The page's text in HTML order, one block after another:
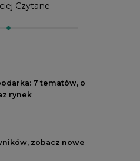
Czytane
7 tematów, o
rynek
zobacz nowe